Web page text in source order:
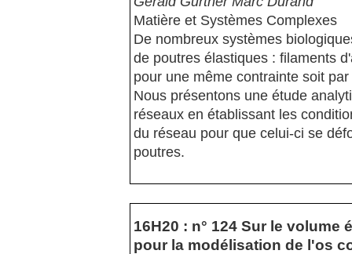
Matière et Systèmes Complexes
De nombreux systèmes
de poutres élastiques : filaments
pour une même contrainte soit
Nous présentons une étude
réseaux en établissant les
du réseau pour que celui-ci se
poutres.
16H20 : n° 124 Sur le
pour la modélisation de l'os